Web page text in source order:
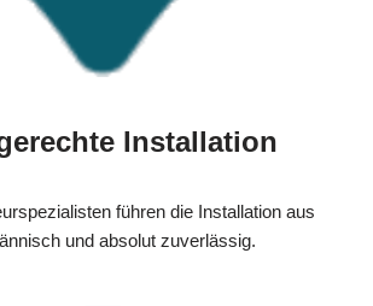
Installation
führen die Installation aus
und absolut zuverlässig.